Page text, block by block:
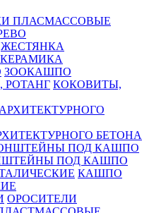
ПЛАСМАССОВЫЕ
ЖЕСТЯНКА
КЕРАМИКА
ЗООКАШПО
КОКОВИТЫ,
БЕТОНА
ПОД КАШПО
КАШПО
ОРОСИТЕЛИ